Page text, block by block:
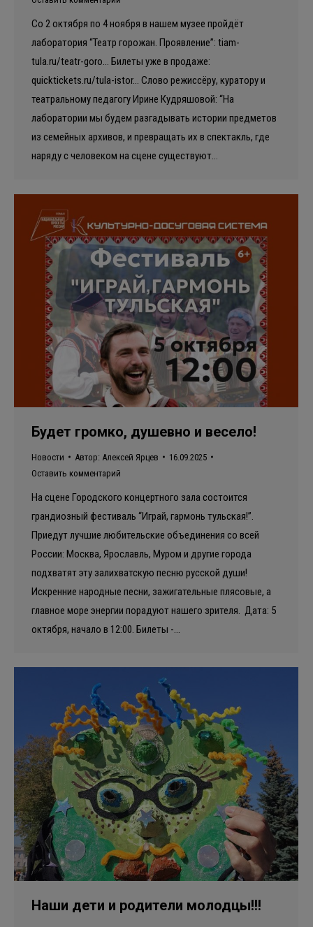
Со 2 октября по 4 ноября в нашем музее пройдёт
лаборатория “Театр горожан. Проявление”: tiam-
tula.ru/teatr-goro… Билеты уже в продаже:
quicktickets.ru/tula-istor… Слово режиссёру, куратору и
театральному педагогу Ирине Кудряшовой: “На
лаборатории мы будем разгадывать истории предметов
из семейных архивов, и превращать их в спектакль, где
наряду с человеком на сцене существуют…
Будет громко, душевно и весело!
Новости Автор: Алексей Ярцев
16.09.2025
Оставить комментарий
На сцене Городского концертного зала состоится
грандиозный фестиваль “Играй, гармонь тульская!”.
Приедут лучшие любительские объединения со всей
России: Москва, Ярославль, Муром и другие города
подхватят эту залихватскую песню русской души!
Искренние народные песни, зажигательные плясовые, а
главное море энергии порадуют нашего зрителя. Дата: 5
октября, начало в 12:00. Билеты -…
Наши дети и родители молодцы!!!